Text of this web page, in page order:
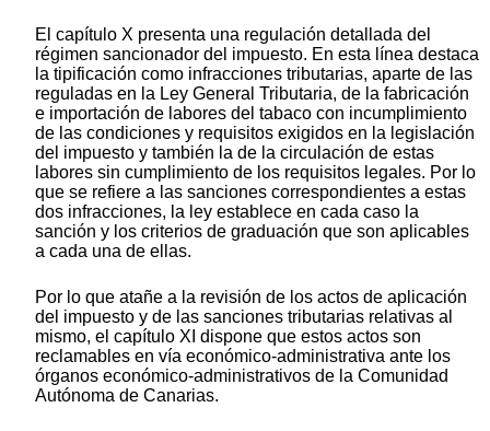
El capítulo X presenta una regulación detallada del
régimen sancionador del impuesto. En esta línea destaca
la tipificación como infracciones tributarias, aparte de las
reguladas en la Ley General Tributaria, de la fabricación
e importación de labores del tabaco con incumplimiento
de las condiciones y requisitos exigidos en la legislación
del impuesto y también la de la circulación de estas
labores sin cumplimiento de los requisitos legales. Por lo
que se refiere a las sanciones correspondientes a estas
dos infracciones, la ley establece en cada caso la
sanción y los criterios de graduación que son aplicables
a cada una de ellas.
Por lo que atañe a la revisión de los actos de aplicación
del impuesto y de las sanciones tributarias relativas al
mismo, el capítulo XI dispone que estos actos son
reclamables en vía económico-administrativa ante los
órganos económico-administrativos de la Comunidad
Autónoma de Canarias.